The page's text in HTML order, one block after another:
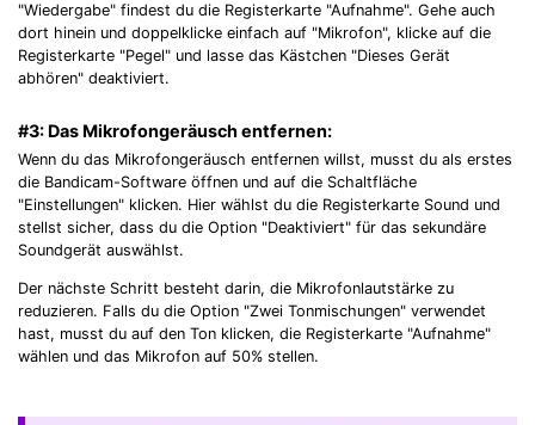
"Wiedergabe" findest du die Registerkarte "Aufnahme". Gehe auch
dort hinein und doppelklicke einfach auf "Mikrofon", klicke auf die
Registerkarte "Pegel" und lasse das Kästchen "Dieses Gerät
abhören" deaktiviert.
#3: Das Mikrofongeräusch entfernen:
Wenn du das Mikrofongeräusch entfernen willst, musst du als erstes
die Bandicam-Software öffnen und auf die Schaltfläche
"Einstellungen" klicken. Hier wählst du die Registerkarte Sound und
stellst sicher, dass du die Option "Deaktiviert" für das sekundäre
Soundgerät auswählst.
Der nächste Schritt besteht darin, die Mikrofonlautstärke zu
reduzieren. Falls du die Option "Zwei Tonmischungen" verwendet
hast, musst du auf den Ton klicken, die Registerkarte "Aufnahme"
wählen und das Mikrofon auf 50% stellen.